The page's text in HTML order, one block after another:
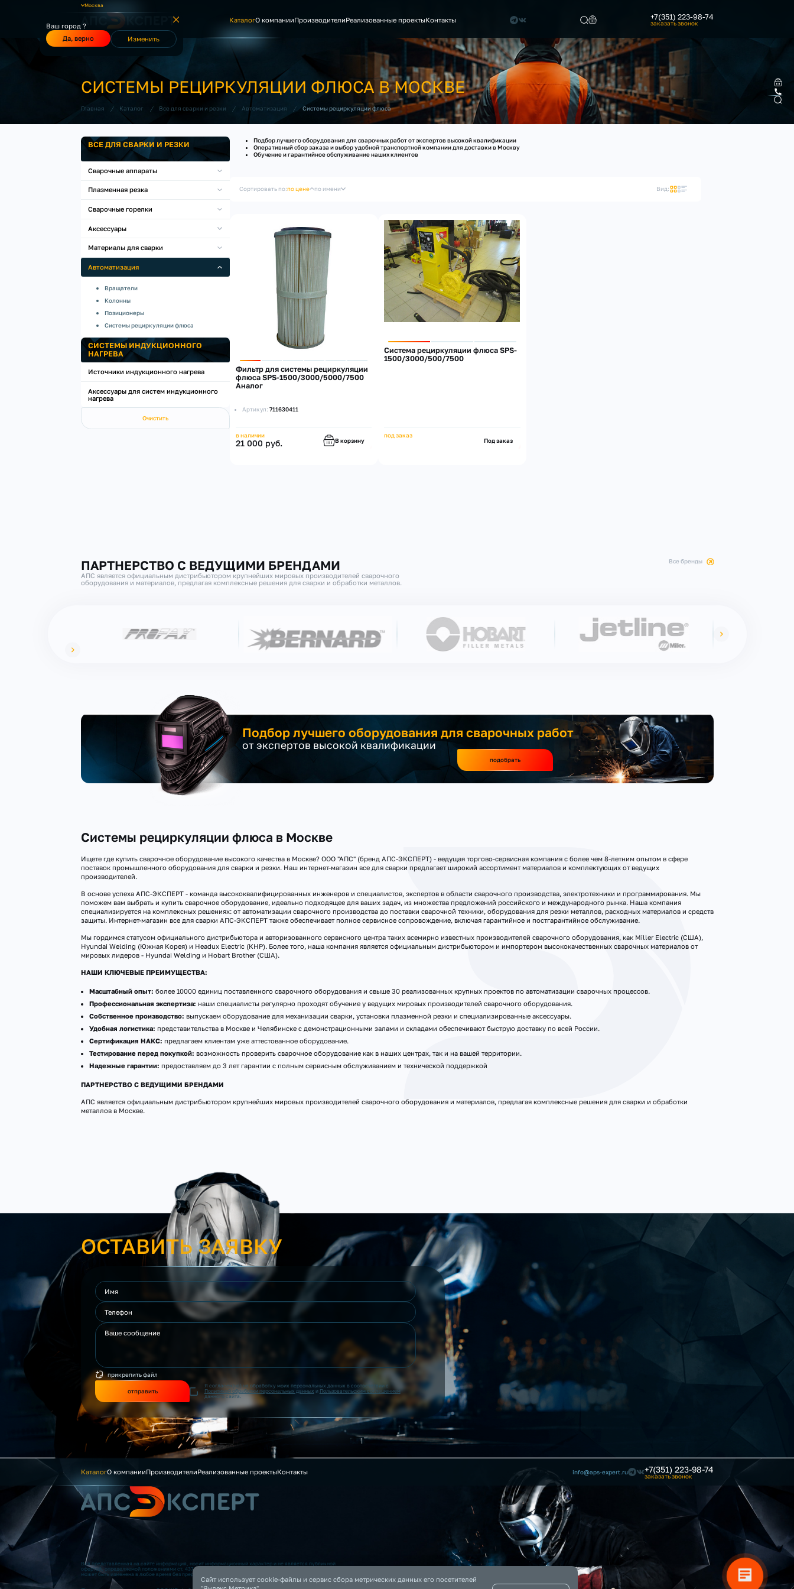
Москва
Ваш город ?
Да, верно
Изменить
КаталогО компанииПроизводителиРеализованные проектыКонтакты +7(351) 223-98-74
заказать звонок
СИСТЕМЫ РЕЦИРКУЛЯЦИИ ФЛЮСА В МОСКВЕ
Главная / Каталог / Все для сварки и резки / Автоматизация / Системы рециркуляции флюса
ВСЕ ДЛЯ СВАРКИ И РЕЗКИ
Сварочные аппараты
Плазменная резка
Сварочные горелки
Аксессуары
Материалы для сварки
Автоматизация
Вращатели
Колонны
Позиционеры
Системы рециркуляции флюса
СИСТЕМЫ ИНДУКЦИОННОГО
НАГРЕВА
Источники индукционного нагрева
Аксессуары для систем индукционного
нагрева
Очистить
Подбор лучшего оборудования для сварочных работ от экспертов высокой квалификации
Оперативный сбор заказа и выбор удобной транспортной компании для доставки в Москву
Обучение и гарантийное обслуживание наших клиентов
Сортировать по:по цене по имени Вид:
Фильтр для системы рециркуляции
флюса SPS-1500/3000/5000/7500
Аналог
Артикул: 711630411
в наличии
21 000 руб. В корзину
Система рециркуляции флюса SPS-
1500/3000/500/7500
под заказ
Под заказ
ПАРТНЕРСТВО С ВЕДУЩИМИ БРЕНДАМИ
АПС является официальным дистрибьютором крупнейших мировых производителей сварочного
оборудования и материалов, предлагая комплексные решения для сварки и обработки металлов.
все бренды
Подбор лучшего оборудования для сварочных работ
от экспертов высокой квалификации
подобрать
Системы рециркуляции флюса в Москве
Ищете где купить сварочное оборудование высокого качества в Москве? ООО "АПС" (бренд АПС-ЭКСПЕРТ) - ведущая торгово-сервисная компания с более чем 8-летним опытом в сфере
поставок промышленного оборудования для сварки и резки. Наш интернет-магазин все для сварки предлагает широкий ассортимент материалов и комплектующих от ведущих
производителей.
В основе успеха АПС-ЭКСПЕРТ - команда высококвалифицированных инженеров и специалистов, экспертов в области сварочного производства, электротехники и программирования. Мы
поможем вам выбрать и купить сварочное оборудование, идеально подходящее для ваших задач, из множества предложений российского и международного рынка. Наша компания
специализируется на комплексных решениях: от автоматизации сварочного производства до поставки сварочной техники, оборудования для резки металлов, расходных материалов и средств
защиты. Интернет-магазин все для сварки АПС-ЭКСПЕРТ также обеспечивает полное сервисное сопровождение, включая гарантийное и постгарантийное обслуживание.
Мы гордимся статусом официального дистрибьютора и авторизованного сервисного центра таких всемирно известных производителей сварочного оборудования, как Miller Electric (США),
Hyundai Welding (Южная Корея) и Headux Electric (КНР). Более того, наша компания является официальным дистрибьютором и импортером высококачественных сварочных материалов от
мировых лидеров - Hyundai Welding и Hobart Brother (США).
НАШИ КЛЮЧЕВЫЕ ПРЕИМУЩЕСТВА:
Масштабный опыт: более 10000 единиц поставленного сварочного оборудования и свыше 30 реализованных крупных проектов по автоматизации сварочных процессов.
Профессиональная экспертиза: наши специалисты регулярно проходят обучение у ведущих мировых производителей сварочного оборудования.
Собственное производство: выпускаем оборудование для механизации сварки, установки плазменной резки и специализированные аксессуары.
Удобная логистика: представительства в Москве и Челябинске с демонстрационными залами и складами обеспечивают быструю доставку по всей России.
Сертификация НАКС: предлагаем клиентам уже аттестованное оборудование.
Тестирование перед покупкой: возможность проверить сварочное оборудование как в наших центрах, так и на вашей территории.
Надежные гарантии: предоставляем до 3 лет гарантии с полным сервисным обслуживанием и технической поддержкой
ПАРТНЕРСТВО С ВЕДУЩИМИ БРЕНДАМИ
АПС является официальным дистрибьютором крупнейших мировых производителей сварочного оборудования и материалов, предлагая комплексные решения для сварки и обработки
металлов в Москве.
ОСТАВИТЬ ЗАЯВКУ
прикрепить файл
отправить
Я согласен(на) на обработку моих персональных данных в соответствии с
Политикой обработки персональных данных и Пользовательским соглашением
данного сайта.
КаталогО компанииПроизводителиРеализованные проектыКонтакты info@aps-expert.ru +7(351) 223-98-74
заказать звонок
Вся представленная на сайте информация, носит информационный характер и не является публичной
офертой, определяемой положениями ст. 437 (2) ГК РФ. Опубликованная на данном сайте информация
может быть изменена в любое время без предварительного уведомления.
Сайт использует cookie-файлы и сервис сбора метрических данных его посетителей